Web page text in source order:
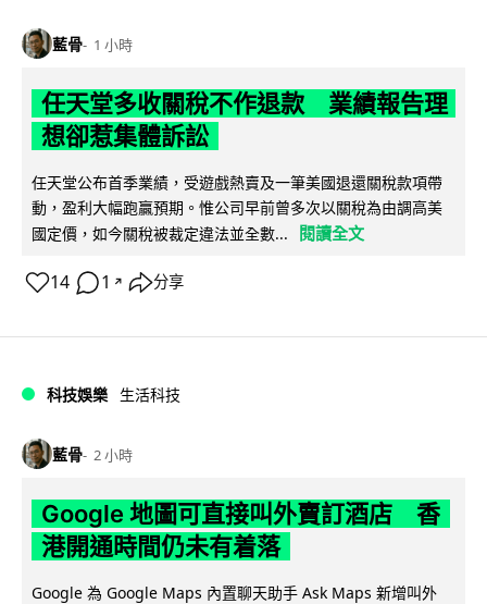
藍骨 1 小時
任天堂多收關稅不作退款 業績報告理
想卻惹集體訴訟
任天堂公布首季業績，受遊戲熱賣及一筆美國退還關稅款項帶
動，盈利大幅跑贏預期。惟公司早前曾多次以關稅為由調高美
國定價，如今關稅被裁定違法並全數...
閱讀全文
14 1 ↗ 分享
科技娛樂 生活科技
藍骨 2 小時
Google 地圖可直接叫外賣訂酒店 香
港開通時間仍未有着落
Google 為 Google Maps 內置聊天助手 Ask Maps 新增叫外